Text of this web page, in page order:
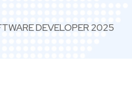
DEVELOPER 2025